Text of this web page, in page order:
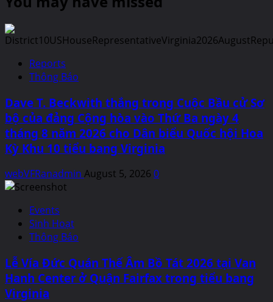
Reports
Thông Báo
Dave T. Beckwith thắng trong Cuộc Bầu cử Sơ
bộ của đảng Cộng hòa vào Thứ Ba ngày 4
tháng 8 năm 2026 cho Dân biểu Quốc hội Hoa
Kỳ Khu 10 tiểu bang Virginia
webVFRanadmin August 5, 2026 0
Events
Sinh Hoạt
Thông Báo
Lễ Vía Đức Quán Thế Âm Bồ Tát 2026 tại Van
Hanh Center ở Quận Fairfax trong tiểu bang
Virginia